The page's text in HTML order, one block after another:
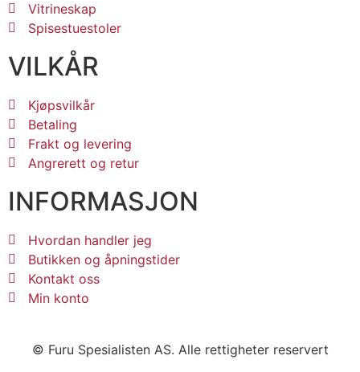
INFORMASJON
Hvordan handler jeg
Butikken og åpningstider
Kontakt oss
Min konto
VILKÅR
Kjøpsvilkår
Betaling
Frakt og levering
Angrerett og retur
Vitrineskap
Spisestuestoler
© Furu Spesialisten AS. Alle rettigheter reservert